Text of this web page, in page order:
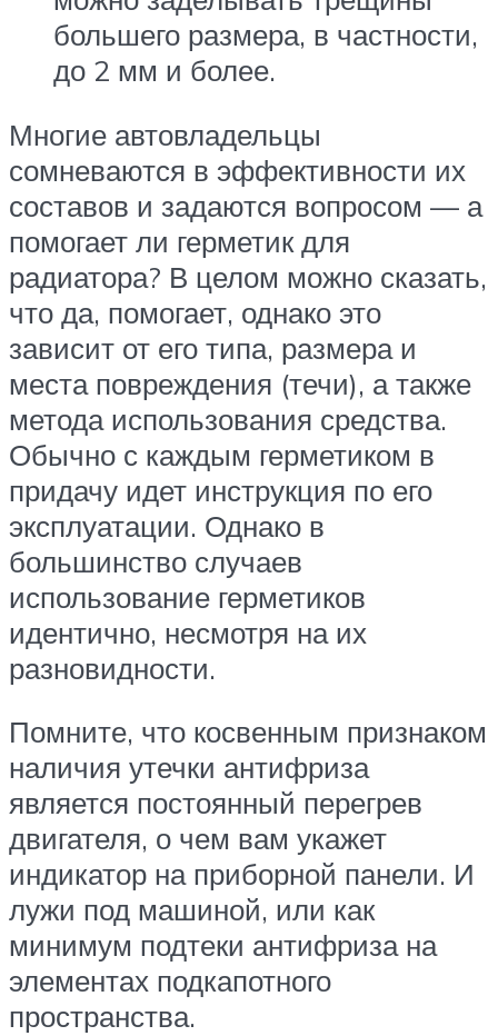
большего размера, в частности,
до 2 мм и более.
Многие автовладельцы
сомневаются в эффективности их
составов и задаются вопросом — а
помогает ли герметик для
радиатора? В целом можно сказать,
что да, помогает, однако это
зависит от его типа, размера и
места повреждения (течи), а также
метода использования средства.
Обычно с каждым герметиком в
придачу идет инструкция по его
эксплуатации. Однако в
большинство случаев
использование герметиков
идентично, несмотря на их
разновидности.
Помните, что косвенным признаком
наличия утечки антифриза
является постоянный перегрев
двигателя, о чем вам укажет
индикатор на приборной панели. И
лужи под машиной, или как
минимум подтеки антифриза на
элементах подкапотного
пространства.